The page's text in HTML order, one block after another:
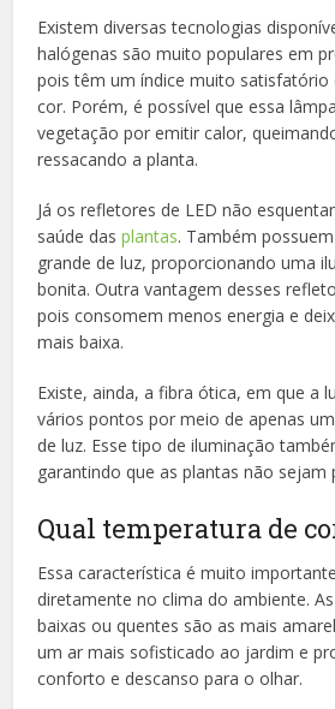
Existem diversas tecnologias
halógenas são muito populares em
pois têm um índice muito satisfatório
cor. Porém, é possível que essa
vegetação por emitir calor,
ressacando a planta.
Já os refletores de LED não
saúde dasplantas. Também
grande de luz, proporcionando uma
bonita. Outra vantagem desses
pois consomem menos energia e
mais baixa.
Existe, ainda, a fibra ótica, em que a
vários pontos por meio de apenas
de luz. Esse tipo de iluminação
garantindo que as plantas não sejam
Qual temperatura de
Essa característica é muito
diretamente no clima do ambiente.
baixas ou quentes são as mais
um ar mais sofisticado ao jardim e
conforto e descanso para o olhar.